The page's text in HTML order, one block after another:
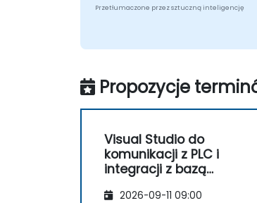
Przetłumaczone przez sztuczną inteligencję
Propozycje
Visual Studio do
komunikacji z PLC i
integracji z bazą
2026-09-11 09:00